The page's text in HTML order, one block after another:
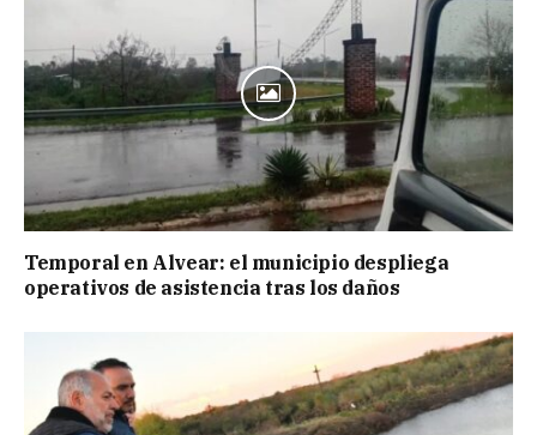
Temporal en Alvear: el municipio despliega
operativos de asistencia tras los daños